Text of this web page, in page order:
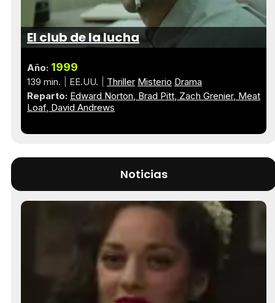
El club de la lucha
Año: 1999
139 min. EE.UU. Thriller Misterio Drama
Reparto: Edward Norton Brad Pitt Zach Grenier Meat
Loaf David Andrews
Noticias